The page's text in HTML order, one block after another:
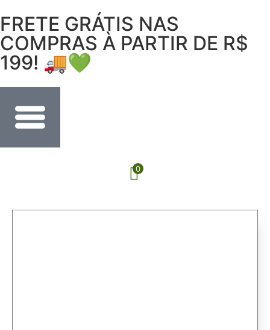
FRETE GRÁTIS NAS
COMPRAS À PARTIR DE R$
199! 🚚💚
0